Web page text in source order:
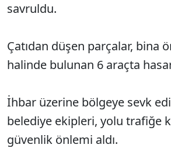
savruldu.
Çatıdan düşen parçalar, bina
halinde bulunan 6 araçta
İhbar üzerine bölgeye sevk
belediye ekipleri, yolu trafiğe
güvenlik önlemi aldı.